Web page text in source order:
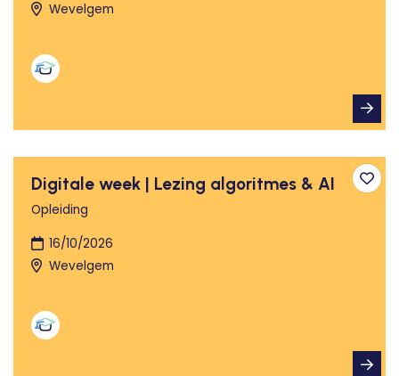
Wevelgem
Digitale week | Lezing algoritmes & AI
Opleiding
16/10/2026
Wevelgem